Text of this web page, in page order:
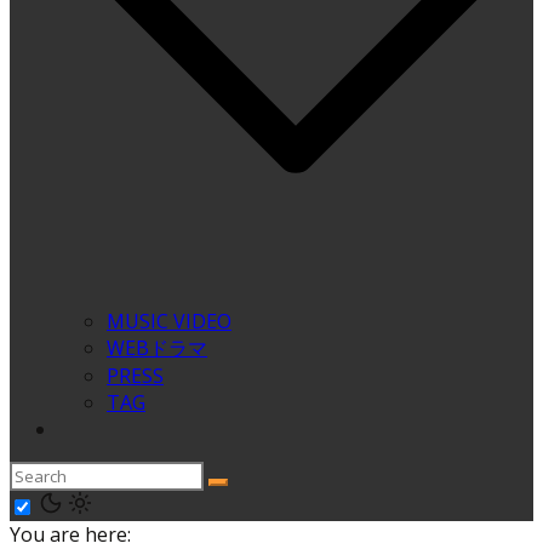
MUSIC VIDEO
WEBドラマ
PRESS
TAG
You are here: